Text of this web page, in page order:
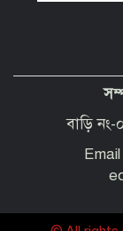
বাড়ি